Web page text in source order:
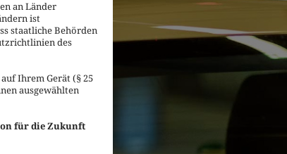
an Länder
ist
staatliche Behörden
des
Ihrem Gerät (§ 25
ausgewählten
für die Zukunft